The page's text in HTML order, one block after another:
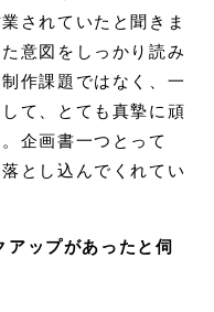
されていたと聞きま
意図をしっかり読み
作課題ではなく、一
て、とても真摯に頑
企画書一つとって
とし込んでくれてい
アップがあったと伺